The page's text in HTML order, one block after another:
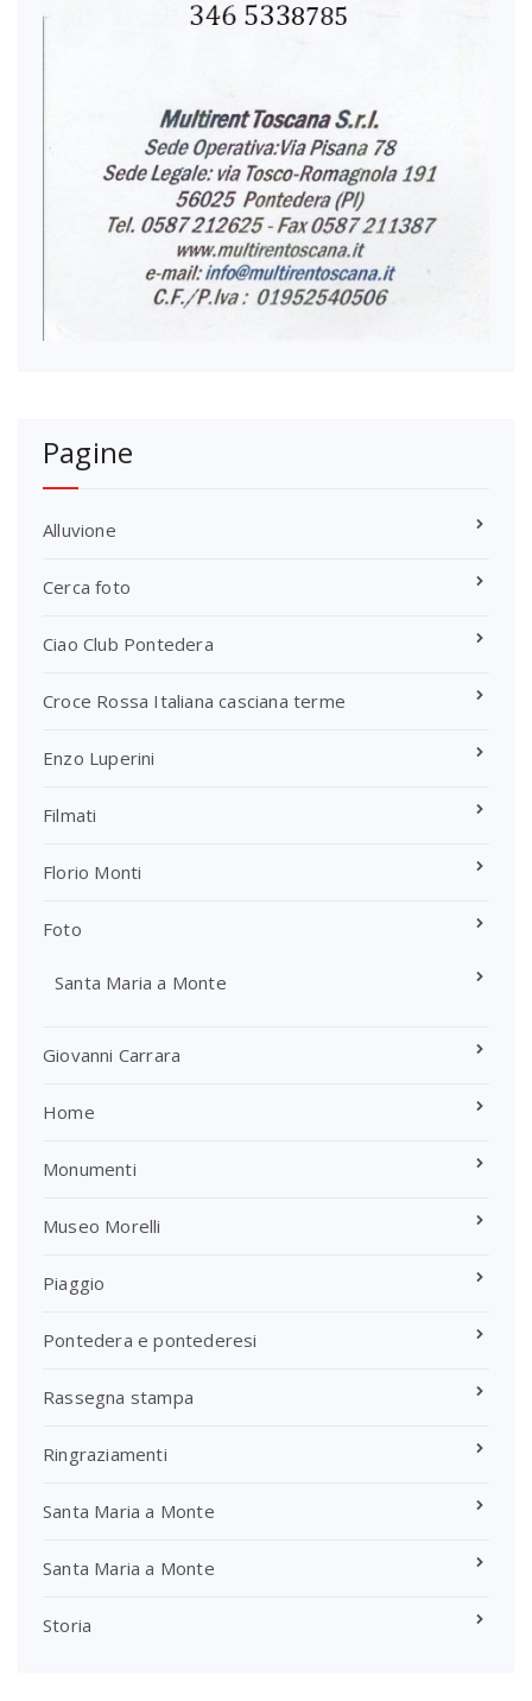
Pagine
Alluvione
Cerca foto
Ciao Club Pontedera
Croce Rossa Italiana casciana terme
Enzo Luperini
Filmati
Florio Monti
Foto
Santa Maria a Monte
Giovanni Carrara
Home
Monumenti
Museo Morelli
Piaggio
Pontedera e pontederesi
Rassegna stampa
Ringraziamenti
Santa Maria a Monte
Santa Maria a Monte
Storia